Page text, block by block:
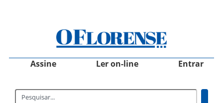
Assine Ler on-line Entrar